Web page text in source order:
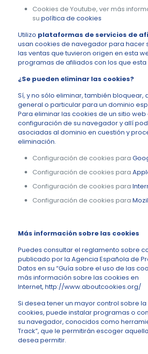
Cookies de Youtube, ver más
su política de cookies
Utilizo plataformas de servicios de
usan cookies de navegador para hacer
las ventas que tuvieron origen en esta
programas de afiliados con los que
¿Se pueden eliminar las cookies?
Sí, y no sólo eliminar, también bloquear,
general o particular para un dominio
Para eliminar las cookies de un sitio
configuración de su navegador y allí
asociadas al dominio en cuestión y
eliminación.
Configuración de cookies para
Configuración de cookies para
Configuración de cookies para
Configuración de cookies para
Más información sobre las cookies
Puedes consultar el reglamento sobre
publicado por la Agencia Española de
Datos en su “Guía sobre el uso de las
más información sobre las cookies en
Internet, http://www.aboutcookies.org/
Si desea tener un mayor control sobre
cookies, puede instalar programas o
su navegador, conocidos como
Track”, que le permitirán escoger
desea permitir.